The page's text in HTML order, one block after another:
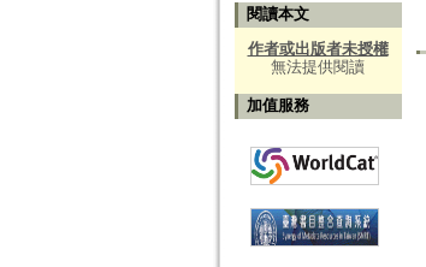
閱讀本文
作者或出版者未授權
無法提供閱讀
加值服務